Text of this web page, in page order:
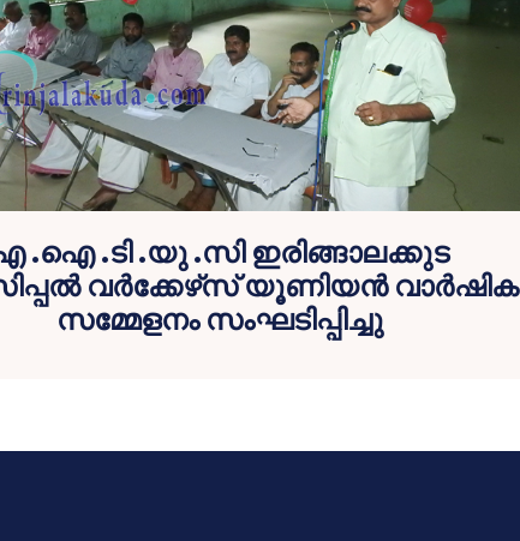
.ഐ .ടി .യു .സി ഇരിങ്ങാലക്കുട
വര്‍ക്കേഴ്‌സ് യൂണിയന്‍ വാര്‍ഷിക
സമ്മേളനം സംഘടിപ്പിച്ചു